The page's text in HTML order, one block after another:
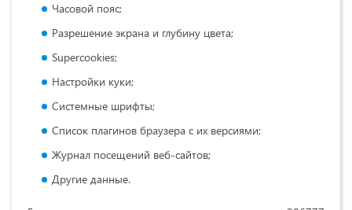
Часовой пояс;
Разрешение экрана и глубину цвета;
Supercookies;
Настройки куки;
Системные шрифты;
Список плагинов браузера с их версиями;
Журнал посещений веб-сайтов;
Другие данные.